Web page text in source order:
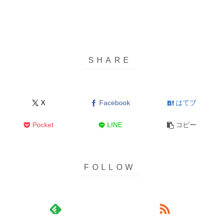
X Facebook はてブ
Pocket LINE コピー